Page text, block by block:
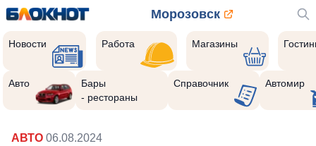
Морозовск
Новости Работа Магазины
Авто
Бары
- рестораны
Справочник Автомир
АВТО 06.08.2024